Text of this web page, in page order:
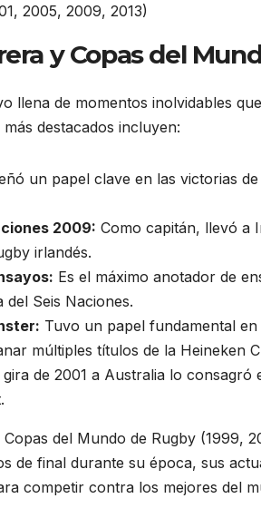
2005, 2009, 2013)
y Copas del
llena de momentos inolvidables
destacados incluyen:
un papel clave en las victorias
2009: Como capitán, llevó a
irlandés.
Es el máximo anotador de
del Seis Naciones.
Tuvo un papel fundamental
múltiples títulos de la Heineken
gira de 2001 a Australia lo
del Mundo de Rugby (1999,
de final durante su época, sus
competir contra los mejores del